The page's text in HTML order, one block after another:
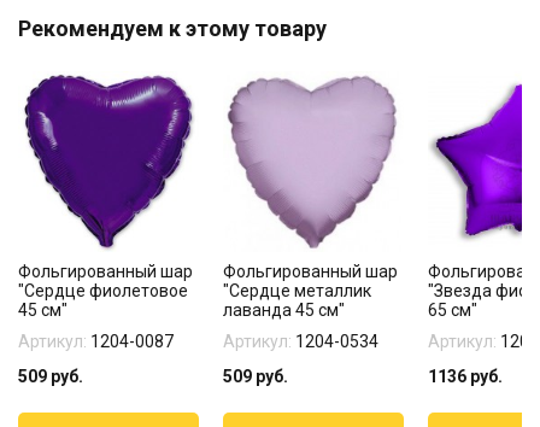
Рекомендуем к этому товару
Фольгированный шар
"Сердце фиолетовое
45 см"
Артикул: 1204-0087
509 руб.
Фольгированный шар
"Сердце металлик
лаванда 45 см"
Артикул: 1204-0534
509 руб.
"Звезда
65 см"
Артикул:
1136 руб.